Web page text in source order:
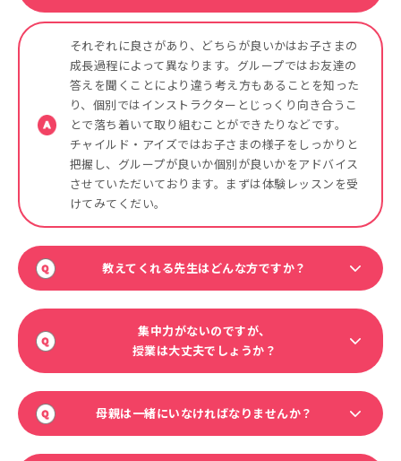
それぞれに良さがあり、どちらが良いかはお子さまの
成長過程によって異なります。グループではお友達の
答えを聞くことにより違う考え方もあることを知った
り、個別ではインストラクターとじっくり向き合うこ
とで落ち着いて取り組むことができたりなどです。
チャイルド・アイズではお子さまの様子をしっかりと
把握し、グループが良いか個別が良いかをアドバイス
させていただいております。まずは体験レッスンを受
けてみてくだい。
教えてくれる先生はどんな方ですか？
集中力がないのですが、
授業は大丈夫でしょうか？
母親は一緒にいなければなりませんか？